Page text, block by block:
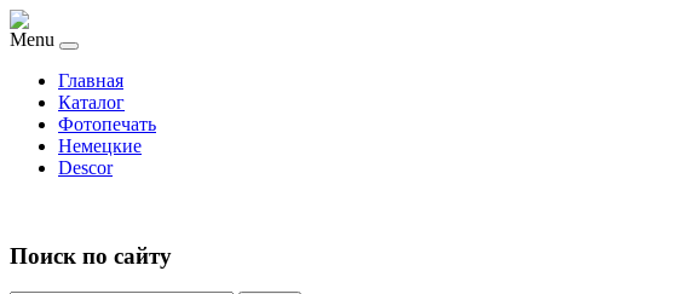
Menu
Главная
Каталог
Фотопечать
Немецкие
Descor
Поиск по сайту